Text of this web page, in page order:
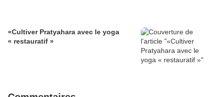
«Cultiver Pratyahara avec le yoga
« restauratif »